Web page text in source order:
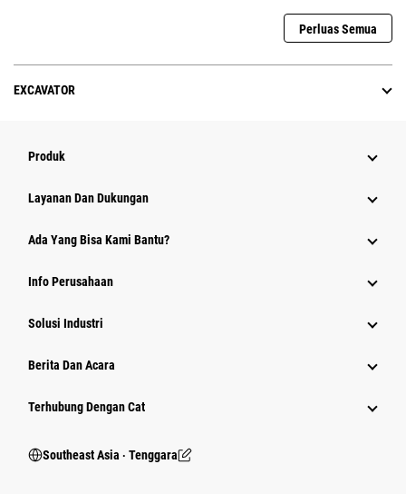
Perluas Semua
EXCAVATOR
Produk
Layanan Dan Dukungan
Ada Yang Bisa Kami Bantu?
Info Perusahaan
Solusi Industri
Berita Dan Acara
Terhubung Dengan Cat
Southeast Asia ‧ Tenggara